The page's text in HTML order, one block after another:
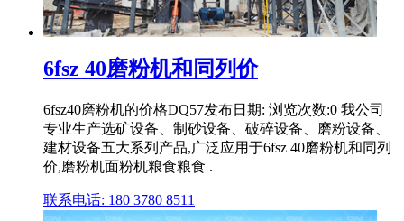
6fsz 40磨粉机和同列价
6fsz40磨粉机的价格DQ57发布日期: 浏览次数:0 我公司
专业生产选矿设备、制砂设备、破碎设备、磨粉设备、
建材设备五大系列产品,广泛应用于6fsz 40磨粉机和同列
价,磨粉机面粉机粮食粮食 .
联系电话: 180 3780 8511